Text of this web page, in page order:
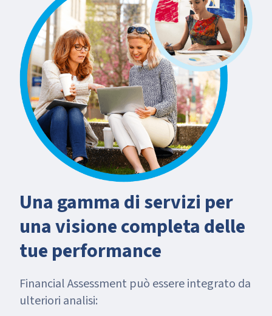
Una gamma di servizi per
una visione completa delle
tue performance
Financial Assessment può essere integrato da
ulteriori analisi: